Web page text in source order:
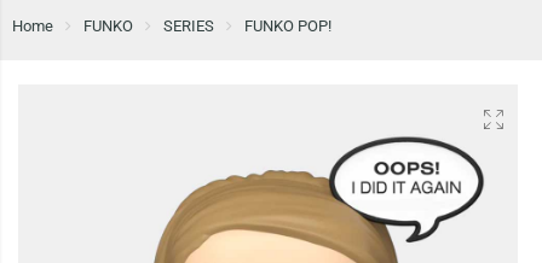
Home FUNKO SERIES FUNKO POP!